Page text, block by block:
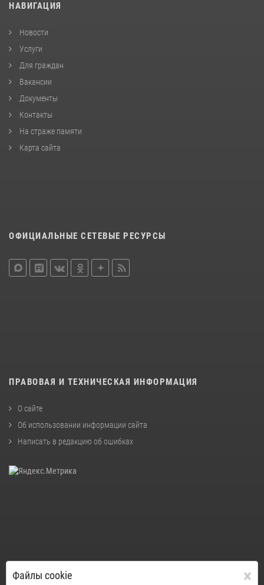
Файлы cookie ×
НАВИГАЦИЯ
Новости
Услуги
Для граждан
Вакансии
Документы
Контакты
На страже памяти
Карта сайта
ОФИЦИАЛЬНЫЕ СЕТЕВЫЕ РЕСУРСЫ
ПРАВОВАЯ И ТЕХНИЧЕСКАЯ ИНФОРМАЦИЯ
О сайте
Об использовании информации сайта
Написать в редакцию об ошибках